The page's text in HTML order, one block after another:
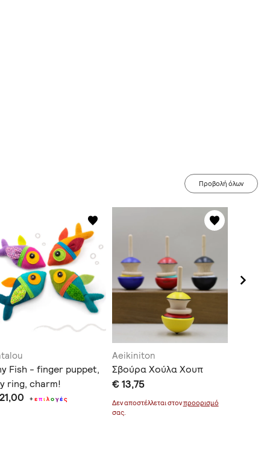
Προβολή όλων
Fish - finger puppet,
ring, charm!
+επιλογές
Aeikiniton
Σβούρα Χούλα Χουπ
€ 13,75
Δεν αποστέλλεται στονπροορισμό
σας.